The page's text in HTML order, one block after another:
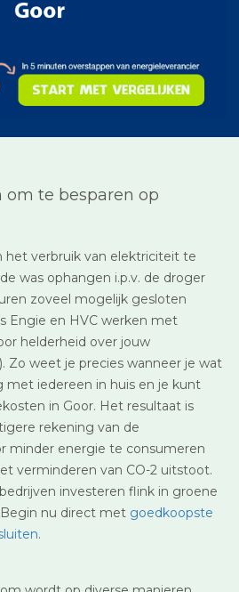
te besparen op
het verbruik van elektriciteit te
was ophangen i.p.v. de droger
zoveel mogelijk gesloten
Engie en HVC werken met
helderheid over jouw
Zo weet je precies wanneer je wat
met iedereen in huis en je kunt
in Goor. Het resultaat is
rekening van de
minder energie te consumeren
verminderen van CO-2 uitstoot.
investeren flink in groene
nu direct met goedkoopste
.